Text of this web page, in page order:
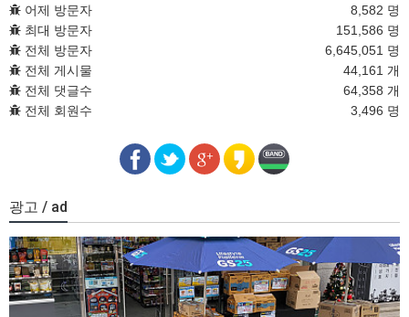
어제 방문자
8,582 명
최대 방문자
151,586 명
전체 방문자
6,645,051 명
전체 게시물
44,161 개
전체 댓글수
64,358 개
전체 회원수
3,496 명
광고 / ad